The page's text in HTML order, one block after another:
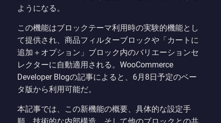
ようになる。
この機能はブロックテーマ利用時の実験的機能とし
て提供され、商品フィルターブロックや「カートに
追加＋オプション」ブロック内のバリエーションセ
レクターに自動適用される。WooCommerce
Developer Blogの記事によると、6月8日予定のベー
タ版から利用可能だ。
本記事では、この新機能の概要、具体的な設定手